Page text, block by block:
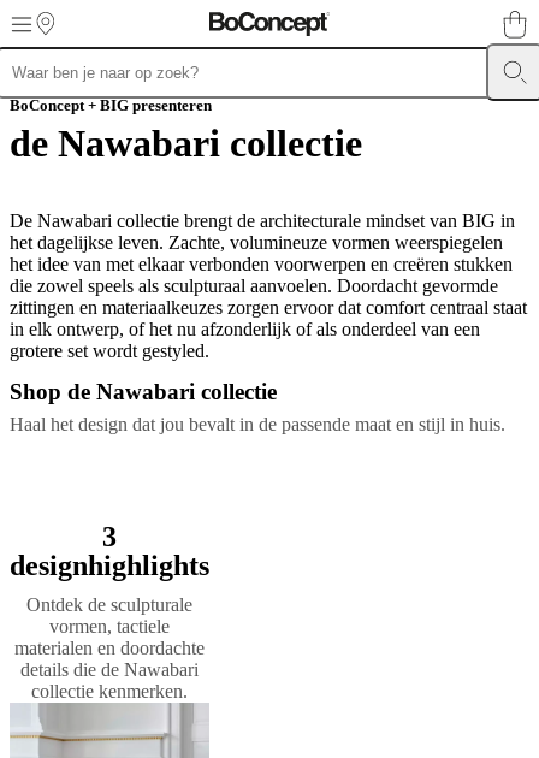
Skip to main content
MeubelsZitbankenStoelenTafels Lampen
collections
OpslagcollectiesAccessoirescollecties
en
terrassenKleine
ruimtesThuiskantorenBoConcept
+
Helena
ChristensenInspiratieKlantenservice ContactAflevering
instructiesGarantieJuridischInterieuradviesGratis
stalen
bestellen
zoeken Over
BoConcept
verantwoord
met
ontwerpersAangepast
de
persoonlijke
smaakCarrièreStandards
certificationsToegankelijkheidsverklaring
BoConcept + BIG presenteren
de Nawabari collectie
De Nawabari collectie brengt de architecturale mindset van BIG in
het dagelijkse leven. Zachte, volumineuze vormen weerspiegelen
het idee van met elkaar verbonden voorwerpen en creëren stukken
die zowel speels als sculpturaal aanvoelen. Doordacht gevormde
zittingen en materiaalkeuzes zorgen ervoor dat comfort centraal staat
in elk ontwerp, of het nu afzonderlijk of als onderdeel van een
grotere set wordt gestyled.
Shop de Nawabari collectie
Haal het design dat jou bevalt in de passende maat en stijl in huis.
3
designhighlights
Ontdek de sculpturale
vormen, tactiele
materialen en doordachte
details die de Nawabari
collectie kenmerken.